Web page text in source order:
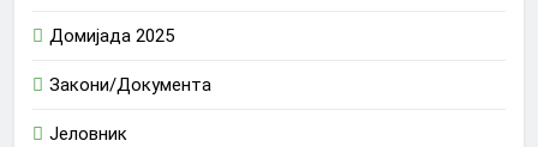
Домијада 2025
Закони/Документа
Јеловник